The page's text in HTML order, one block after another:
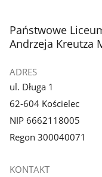
stopka
Państwowe
Andrzeja Kreutza
ADRES
ul. Długa 1
62-604 Kościelec
NIP 6662118005
Regon 300040071
KONTAKT